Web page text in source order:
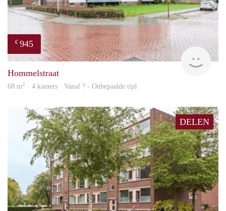
€ 945
Hommelstraat
68 m2 · 4 kamers · Vanaf ? - Onbepaalde tijd
DELEN